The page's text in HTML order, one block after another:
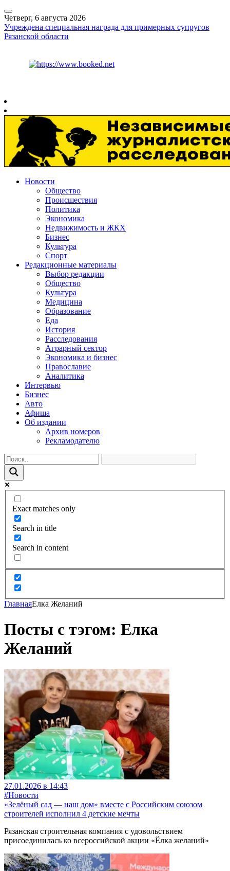
Четверг, 6 августа 2026
Учреждена специальная награда для примерных супругов
Рязанской области
Новости
Общество
Происшествия
Политика
Экономика
Недвижимость и ЖКХ
Бизнес
Культура
Спорт
Редакционные материалы
Выбор редакции
Общество
Культура
Медицина
Образование
Еда
История
Расследования
Аграрный сектор
Экономика и бизнес
Православие
Аналитика
Интервью
Бизнес
Авто
Афиша
Об издании
Архив номеров
Рекламодателю
Exact matches only
Search in title
Search in content
ГлавнаяЕлка Желаний
Посты с тэгом: Елка
Желаний
27.01.2026 в 14:43
#Новости
«Зелёный сад — наш дом» вместе с Российским союзом
строителей исполнил 4 детские мечты
Рязанская строительная компания с удовольствием
присоединилась ко всероссийской акции «Ёлка желаний»